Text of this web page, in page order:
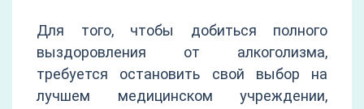
Для того, чтобы добиться полного
выздоровления от алкоголизма,
требуется остановить свой выбор на
лучшем медицинском учреждении,